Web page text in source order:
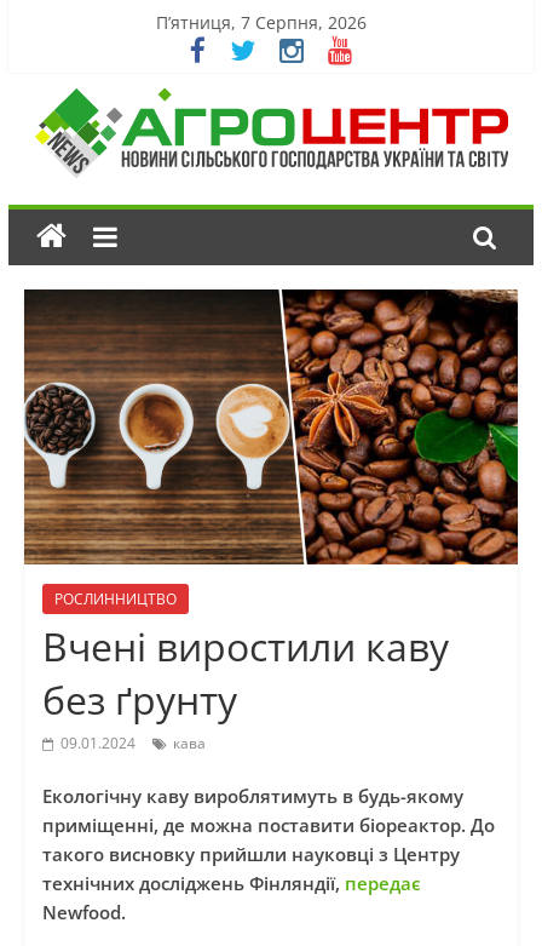
П’ятниця, 7 Серпня, 2026
РОСЛИННИЦТВО
Вчені виростили каву
без ґрунту
09.01.2024 кава
Екологічну каву вироблятимуть в будь-якому
приміщенні, де можна поставити біореактор. До
такого висновку прийшли науковці з Центру
технічних досліджень Фінляндії, передає
Newfood.